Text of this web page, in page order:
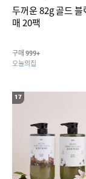
두꺼운 82g 골드 블
매 20팩
구매 999+
오늘의집
17